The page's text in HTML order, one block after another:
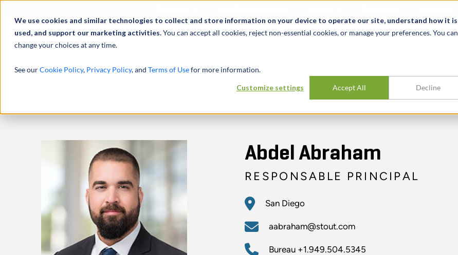
We use cookies and similar technologies to collect and store information on your device to operate our site, understand how it is
used, and support our marketing activities.You can accept all cookies, reject non-essential cookies, or manage your preferences. You can
change your choices at any time.
See ourCookie Policy, Privacy Policy, and Terms of Usefor more information.
Customize settings Accept All Decline
Abdel Abraham
RESPONSABLE PRINCIPAL
San Diego
aabraham@stout.com
Bureau +1.949.504.5345